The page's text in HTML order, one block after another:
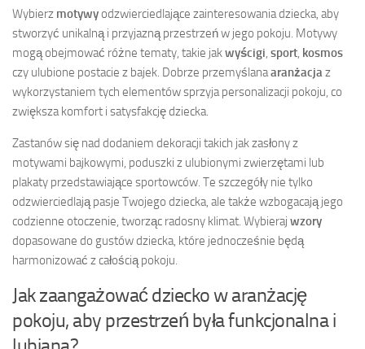
Wybierz motywyodzwierciedlające zainteresowania dziecka, aby
stworzyć unikalną i przyjazną przestrzeń w jego pokoju. Motywy
mogą obejmować różne tematy, takie jakwyścigi, sport, kosmos
czy ulubione postacie z bajek. Dobrze przemyślanaaranżacjaz
wykorzystaniem tych elementów sprzyja personalizacji pokoju, co
zwiększa komfort i satysfakcję dziecka.
Zastanów się nad dodaniem dekoracji takich jak zasłony z
motywami bajkowymi, poduszki z ulubionymi zwierzętami lub
plakaty przedstawiające sportowców. Te szczegóły nie tylko
odzwierciedlają pasje Twojego dziecka, ale także wzbogacają jego
codzienne otoczenie, tworząc radosny klimat. Wybieraj wzory
dopasowane do gustów dziecka, które jednocześnie będą
harmonizować z całością pokoju.
Jak zaangażować dziecko w aranżację
pokoju, aby przestrzeń była funkcjonalna i